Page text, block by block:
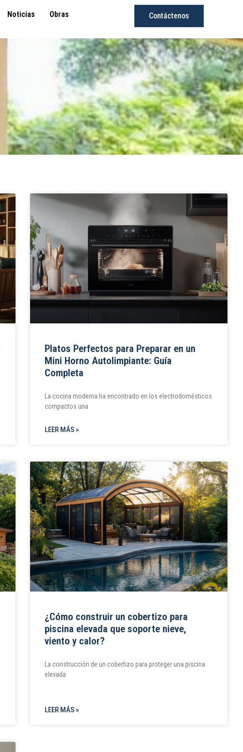
Noticias Obras Contáctenos
Platos Perfectos para Preparar en un
Mini Horno Autolimpiante: Guía
Completa
La cocina moderna ha encontrado en los electrodomésticos
compactos una
LEER MÁS »
¿Cómo construir un cobertizo para
piscina elevada que soporte nieve,
viento y calor?
La construcción de un cobertizo para proteger una piscina
elevada
LEER MÁS »